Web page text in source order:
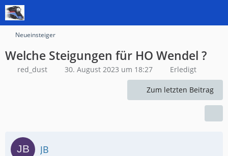
Neueinsteiger
Welche Steigungen für HO Wendel ?
red_dust 30. August 2023 um 18:27 Erledigt
Zum letzten Beitrag
JB